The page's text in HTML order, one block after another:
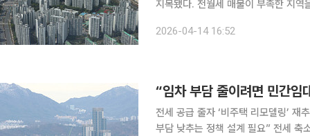
지목됐다. 전월세 매물이 부족한 지역
"중심 지역은 7월 세제 개편안과 이
2026-04-14 16:52
“임차 부담 줄이려면 민간
전세 공급 줄자 ‘비주택 리모델링’
부담 낮추는 정책 설계 필요” 전세 축소가 구조적 흐름으로 굳어지면서 임대차 시장 불안과 주거비